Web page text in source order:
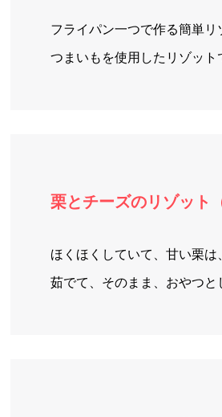
フライパン一つで作る簡単
つまいもを使用したリゾッ
栗とチーズのリゾット
ほくほくしていて、甘い栗は
茹でて、そのまま、おやつ